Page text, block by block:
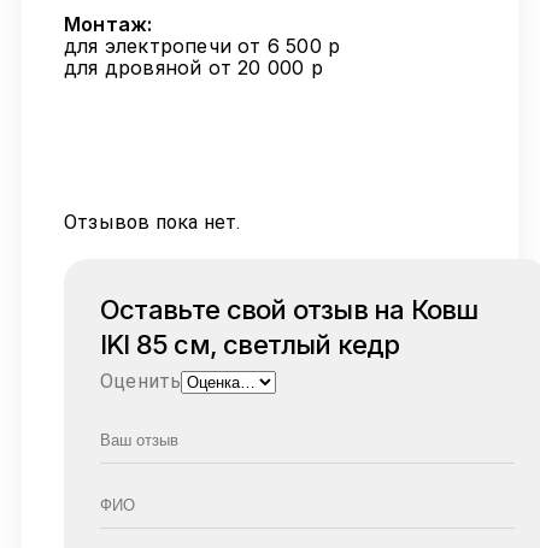
Монтаж:
для электропечи от 6 500 р
для дровяной от 20 000 р
Отзывов пока нет.
Оставьте свой отзыв на Ковш
IKI 85 см, светлый кедр
Оценить